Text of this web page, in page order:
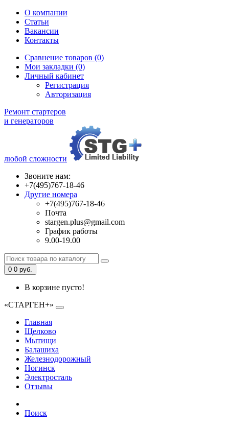
О компании
Статьи
Вакансии
Контакты
Сравнение товаров (0)
Мои закладки (0)
Личный кабинет
Регистрация
Авторизация
Ремонт стартеров
и генераторов
любой сложности
Звоните нам:
+7(495)767-18-46
Другие номера
+7(495)767-18-46
Почта
stargen.plus@gmail.com
График работы
9.00-19.00
0 0 руб.
В корзине пусто!
«СТАРГЕН+»
Главная
Щелково
Мытищи
Балашиха
Железнодорожный
Ногинск
Электросталь
Отзывы
Поиск